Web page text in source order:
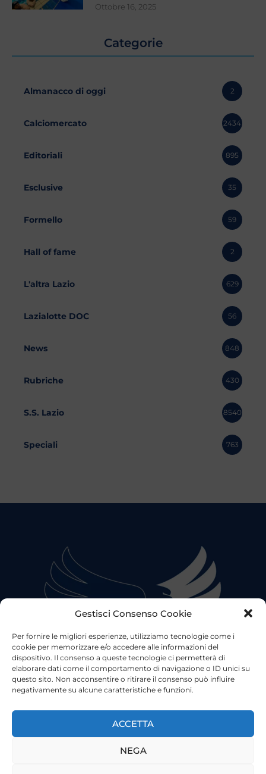
Gestisci Consenso Cookie
Per fornire le migliori esperienze, utilizziamo tecnologie come i
cookie per memorizzare e/o accedere alle informazioni del
dispositivo. Il consenso a queste tecnologie ci permetterà di
elaborare dati come il comportamento di navigazione o ID unici su
questo sito. Non acconsentire o ritirare il consenso può influire
negativamente su alcune caratteristiche e funzioni.
ACCETTA
NEGA
Ottobre 16, 2025
Categorie
Almanacco di oggi 2
Calciomercato 2434
Editoriali 895
Esclusive 35
Formello 59
Hall of fame 2
L'altra Lazio 629
Lazialotte DOC 56
News 848
Rubriche 430
S.S. Lazio 8540
Speciali 763
©2023 Tutti i diritti riservatiLazio Live TV